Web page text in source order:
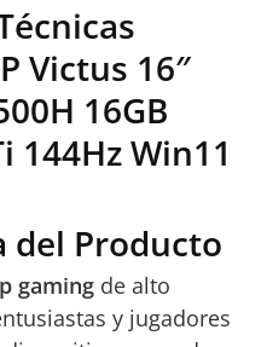
Victus 16″
16GB
144Hz Win11
del Producto
gaming de alto
y jugadores